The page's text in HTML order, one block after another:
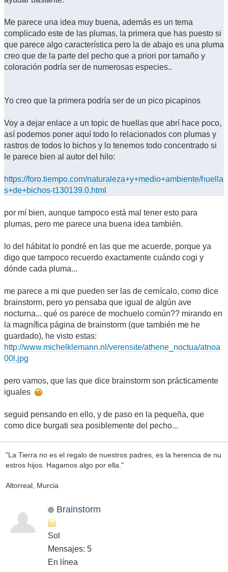
Me parece una idea muy buena, además es un tema
complicado este de las plumas, la primera que has puesto si
que parece algo característica pero la de abajo es una pluma
creo que de la parte del pecho que a priori por tamaño y
coloración podría ser de numerosas especies..
Yo creo que la primera podría ser de un pico picapinos
Voy a dejar enlace a un topic de huellas que abrí hace poco,
así podemos poner aquí todo lo relacionados con plumas y
rastros de todos lo bichos y lo tenemos todo concentrado si
le parece bien al autor del hilo:
https://foro.tiempo.com/naturaleza+y+medio+ambiente/huella
s+de+bichos-t130139.0.html
por mí bien, aunque tampoco está mal tener esto para
plumas, pero me parece una buena idea también.
lo del hábitat lo pondré en las que me acuerde, porque ya
digo que tampoco recuerdo exactamente cuándo cogi y
dónde cada pluma...
me parece a mi que pueden ser las de cernícalo, como dice
brainstorm, pero yo pensaba que igual de algún ave
nocturna... qué os parece de mochuelo común?? mirando en
la magnífica página de brainstorm (que también me he
guardado), he visto estas:
http://www.michelklemann.nl/verensite/athene_noctua/atnoa
00l.jpg
pero vamos, que las que dice brainstorm son prácticamente
iguales
seguid pensando en ello, y de paso en la pequeña, que
como dice burgati sea posiblemente del pecho...
"La Tierra no es el regalo de nuestros padres, es la herencia de nu
estros hijos. Hagamos algo por ella."
Altorreal, Murcia
Brainstorm
Sol
Mensajes: 5
En línea